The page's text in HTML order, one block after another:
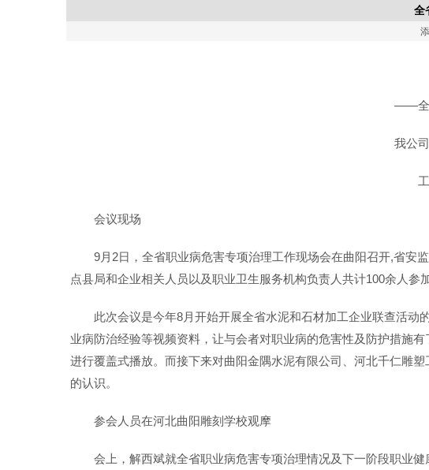
全
——全
我公
会议现场
9月2日，全省职业病危害专项治理工作现场会在曲阳召开,省安
点县局和企业相关人员以及职业卫生服务机构负责人共计100余人参
此次会议是今年8月开始开展全省水泥和石材加工企业联查活动
业病防治经验等视频资料，让与会者对职业病的危害性及防护措施
进行覆盖式播放。而接下来对曲阳金隅水泥有限公司、河北千仁雕
的认识。
参会人员在河北曲阳雕刻学校观摩
会上，解西斌就全省职业病危害专项治理情况及下一阶段职业